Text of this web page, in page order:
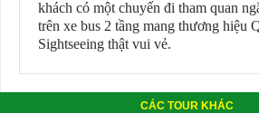
khách có một chuyến đi tham quan
trên xe bus 2 tầng mang thương hiệu
Sightseeing thật vui vẻ.
CÁC TOUR KHÁC